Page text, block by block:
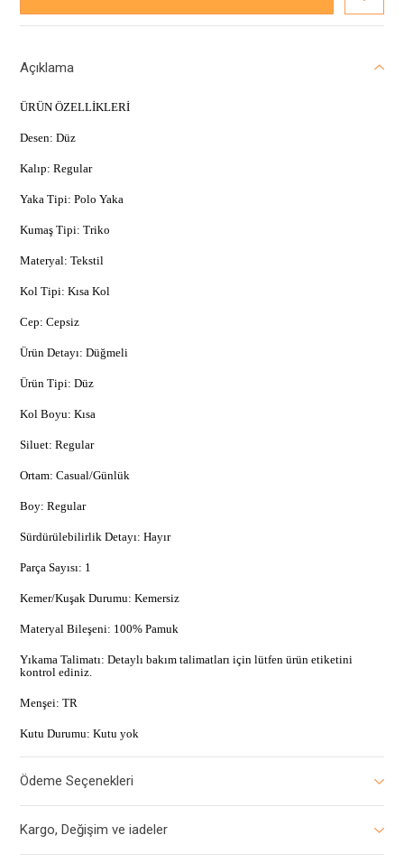
Açıklama
ÜRÜN ÖZELLİKLERİ
Desen: Düz
Kalıp: Regular
Yaka Tipi: Polo Yaka
Kumaş Tipi: Triko
Materyal: Tekstil
Kol Tipi: Kısa Kol
Cep: Cepsiz
Ürün Detayı: Düğmeli
Ürün Tipi: Düz
Kol Boyu: Kısa
Siluet: Regular
Ortam: Casual/Günlük
Boy: Regular
Sürdürülebilirlik Detayı: Hayır
Parça Sayısı: 1
Kemer/Kuşak Durumu: Kemersiz
Materyal Bileşeni: 100% Pamuk
Yıkama Talimatı: Detaylı bakım talimatları için lütfen ürün etiketini
kontrol ediniz.
Menşei: TR
Kutu Durumu: Kutu yok
Ödeme Seçenekleri
Kargo, Değişim ve iadeler